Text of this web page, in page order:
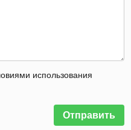
использования
Отправить